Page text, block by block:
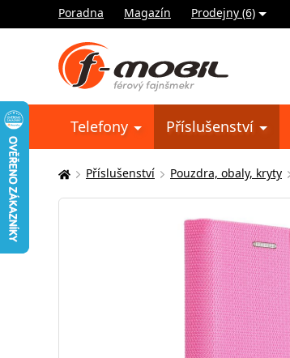
Poradna Magazín Prodejny (6)
Telefony Příslušenství
Zde
se
Příslušenství Pouzdra, obaly, kryty